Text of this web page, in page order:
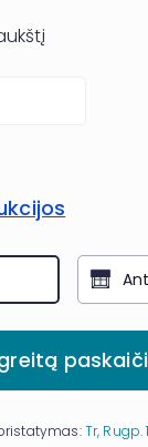
Tr, Rugp.